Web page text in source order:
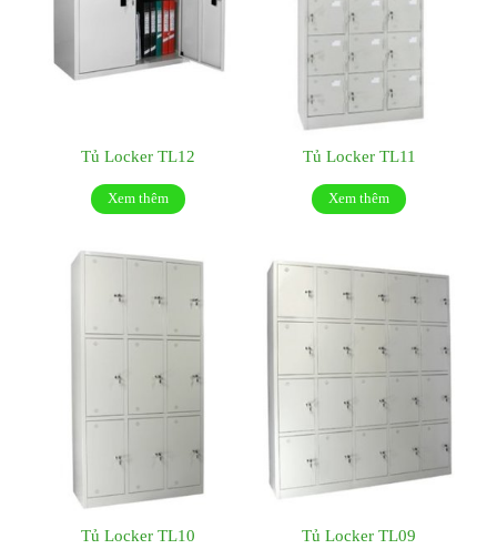
Tủ Locker TL12
Xem thêm
Tủ Locker TL11
Xem thêm
Tủ Locker TL10 Tủ Locker TL09